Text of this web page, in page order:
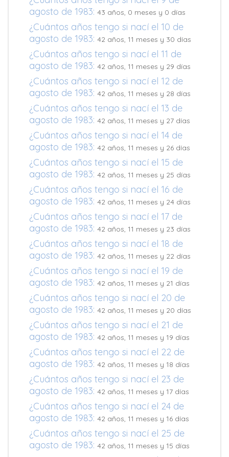
agosto de 1983: 43 años, 0 meses y 0 días
¿Cuántos años tengo si nací el 10 de
agosto de 1983: 42 años, 11 meses y 30 días
¿Cuántos años tengo si nací el 11 de
agosto de 1983: 42 años, 11 meses y 29 días
¿Cuántos años tengo si nací el 12 de
agosto de 1983: 42 años, 11 meses y 28 días
¿Cuántos años tengo si nací el 13 de
agosto de 1983: 42 años, 11 meses y 27 días
¿Cuántos años tengo si nací el 14 de
agosto de 1983: 42 años, 11 meses y 26 días
¿Cuántos años tengo si nací el 15 de
agosto de 1983: 42 años, 11 meses y 25 días
¿Cuántos años tengo si nací el 16 de
agosto de 1983: 42 años, 11 meses y 24 días
¿Cuántos años tengo si nací el 17 de
agosto de 1983: 42 años, 11 meses y 23 días
¿Cuántos años tengo si nací el 18 de
agosto de 1983: 42 años, 11 meses y 22 días
¿Cuántos años tengo si nací el 19 de
agosto de 1983: 42 años, 11 meses y 21 días
¿Cuántos años tengo si nací el 20 de
agosto de 1983: 42 años, 11 meses y 20 días
¿Cuántos años tengo si nací el 21 de
agosto de 1983: 42 años, 11 meses y 19 días
¿Cuántos años tengo si nací el 22 de
agosto de 1983: 42 años, 11 meses y 18 días
¿Cuántos años tengo si nací el 23 de
agosto de 1983: 42 años, 11 meses y 17 días
¿Cuántos años tengo si nací el 24 de
agosto de 1983: 42 años, 11 meses y 16 días
¿Cuántos años tengo si nací el 25 de
agosto de 1983: 42 años, 11 meses y 15 días